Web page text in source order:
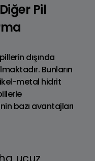
Pil
dışında
Bunların
metal hidrit
bazı avantajları